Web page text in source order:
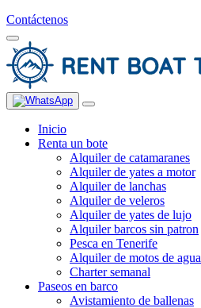
Contáctenos
Inicio
Renta un bote
Alquiler de catamaranes
Alquiler de yates a motor
Alquiler de lanchas
Alquiler de veleros
Alquiler de yates de lujo
Alquiler barcos sin patron
Pesca en Tenerife
Alquiler de motos de agua
Charter semanal
Paseos en barco
Avistamiento de ballenas